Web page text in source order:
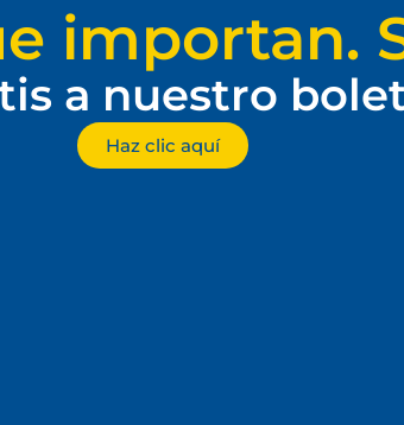
importan.
a nuestro
Haz clic aquí